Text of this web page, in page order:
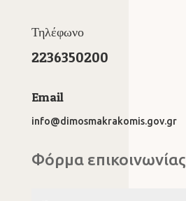
Τηλέφωνο
2236350200
Email
info@dimosmakrakomis.gov.gr
Φόρμα επικοινωνίας